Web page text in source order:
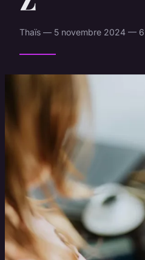
Thaïs — 5 novembre 2024 — 6